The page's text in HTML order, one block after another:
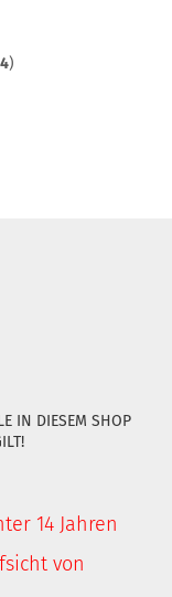
4)
IN DIESEM SHOP
14 Jahren
von